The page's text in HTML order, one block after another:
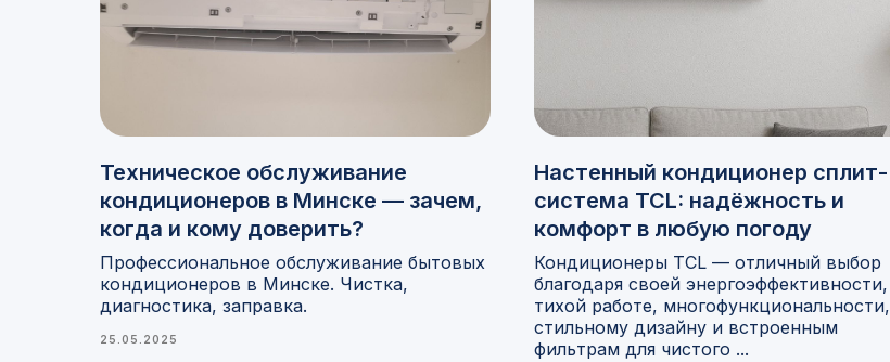
Техническое обслуживание
кондиционеров в Минске — зачем,
когда и кому доверить?
Профессиональное обслуживание бытовых
кондиционеров в Минске. Чистка,
диагностика, заправка.
25.05.2025
Настенный кондиционер сплит-
система TCL: надёжность и
комфорт в любую погоду
Кондиционеры TCL — отличный выбор
благодаря своей энергоэффективности,
тихой работе, многофункциональности,
стильному дизайну и встроенным
фильтрам для чистого ...